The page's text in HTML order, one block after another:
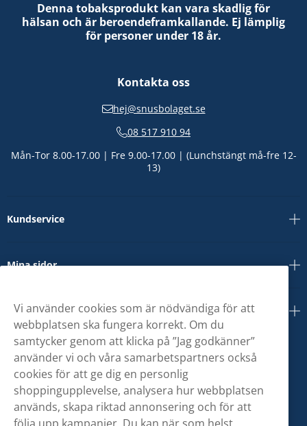
Denna tobaksprodukt kan vara skadlig för
hälsan och är beroendeframkallande. Ej lämplig
för personer under 18 år.
Kontakta oss
hej@snusbolaget.se
08 517 910 94
Mån-Tor 8.00-17.00 | Fre 9.00-17.00 | (Lunchstängt må-fre 12-
13)
Kundservice
Mina sidor
Om oss
Vi använder cookies som är nödvändiga för att
webbplatsen ska fungera korrekt. Om du
samtycker genom att klicka på ”Jag godkänner”
använder vi och våra samarbetspartners också
cookies för att ge dig en personlig
shoppingupplevelse, analysera hur webbplatsen
används, skapa riktad annonsering och för att